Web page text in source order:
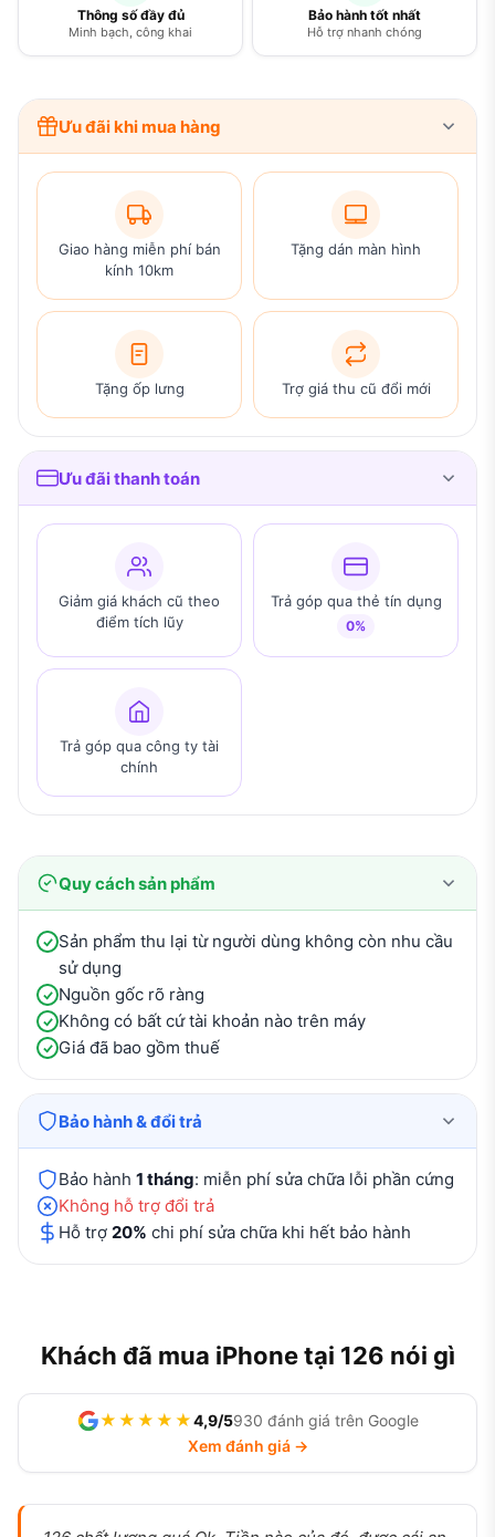
Thông số đầy đủ
Minh bạch, công khai
Bảo hành tốt nhất
Hỗ trợ nhanh chóng
Ưu đãi khi mua hàng
Giao hàng miễn phí bán
kính 10km
Tặng dán màn hình
Tặng ốp lưng Trợ giá thu cũ đổi mới
Ưu đãi thanh toán
Giảm giá khách cũ theo
điểm tích lũy
Trả góp qua thẻ tín dụng
0%
Trả góp qua công ty tài
chính
Quy cách sản phẩm
Sản phẩm thu lại từ người dùng không còn nhu cầu
sử dụng
Nguồn gốc rõ ràng
Không có bất cứ tài khoản nào trên máy
Giá đã bao gồm thuế
Bảo hành & đổi trả
Bảo hành 1 tháng: miễn phí sửa chữa lỗi phần cứng
Không hỗ trợ đổi trả
Hỗ trợ 20% chi phí sửa chữa khi hết bảo hành
Khách đã mua iPhone tại 126 nói gì
★★★★★4,9/5930 đánh giá trên Google
Xem đánh giá →